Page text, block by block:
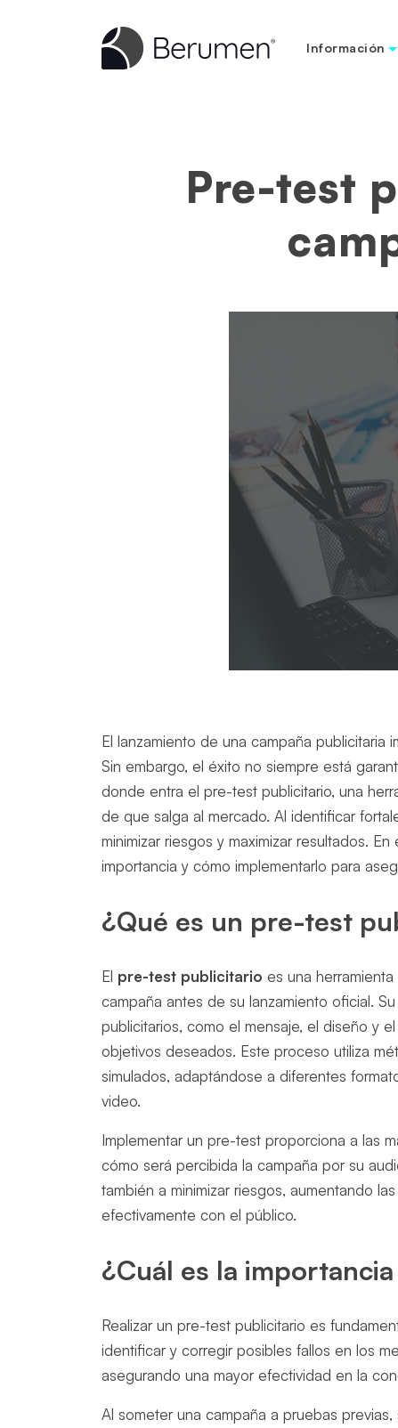
Información
Pre-test
El lanzamiento de una campaña publicitaria
Sin embargo, el éxito no siempre está
donde entra el pre-test publicitario, una
de que salga al mercado. Al identificar
minimizar riesgos y maximizar resultados.
importancia y cómo implementarlo para
¿Qué es un pre-test
El pre-test publicitario es una
campaña antes de su lanzamiento oficial.
publicitarios, como el mensaje, el diseño y
objetivos deseados. Este proceso utiliza
simulados, adaptándose a diferentes
video.
Implementar un pre-test proporciona a las
cómo será percibida la campaña por su
también a minimizar riesgos, aumentando
efectivamente con el público.
¿Cuál es la
Realizar un pre-test publicitario es
identificar y corregir posibles fallos en los
asegurando una mayor efectividad en la
Al someter una campaña a pruebas